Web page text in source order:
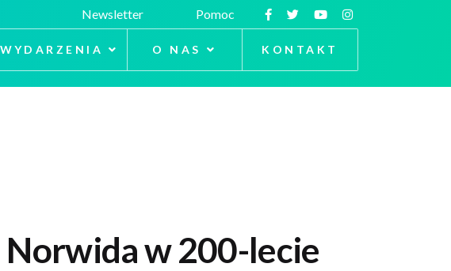
Newsletter Pomoc
WYDARZENIA O NAS KONTAKT
w 200-lecie